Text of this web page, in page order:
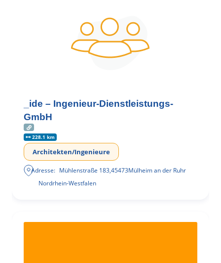
_ide – Ingenieur-Dienstleistungs-
GmbH
228.1 km
Architekten/Ingenieure
Adresse: Mühlenstraße 183,45473Mülheim an der Ruhr
Nordrhein-Westfalen